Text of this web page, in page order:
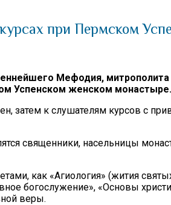
при Пермском
Мефодия, митрополита
Успенском женском монастыре.
затем к слушателям курсов с
священники, насельницы
как «Агиология» (жития
богослужение», «Основы
веры.